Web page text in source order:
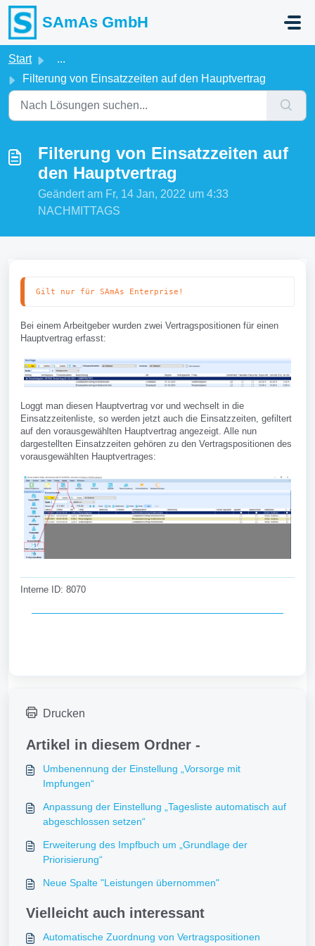
Zum hauptsächlichen Inhalt gehen
SAmAs GmbH
Start
...
Filterung von Einsatzzeiten auf den Hauptvertrag
Filterung von Einsatzzeiten auf
den Hauptvertrag
Geändert am Fr, 14 Jan, 2022 um 4:33
NACHMITTAGS
Gilt nur für SAmAs Enterprise!
Bei einem Arbeitgeber wurden zwei Vertragspositionen für einen
Hauptvertrag erfasst:
Loggt man diesen Hauptvertrag vor und wechselt in die
Einsatzzeitenliste, so werden jetzt auch die Einsatzzeiten, gefiltert
auf den vorausgewählten Hauptvertrag angezeigt. Alle nun
dargestellten Einsatzzeiten gehören zu den Vertragspositionen des
vorausgewählten Hauptvertrages:
Interne ID: 8070
Drucken
Artikel in diesem Ordner -
Umbenennung der Einstellung „Vorsorge mit
Impfungen“
Anpassung der Einstellung „Tagesliste automatisch auf
abgeschlossen setzen“
Erweiterung des Impfbuch um „Grundlage der
Priorisierung“
Neue Spalte "Leistungen übernommen"
Vielleicht auch interessant
Automatische Zuordnung von Vertragspositionen